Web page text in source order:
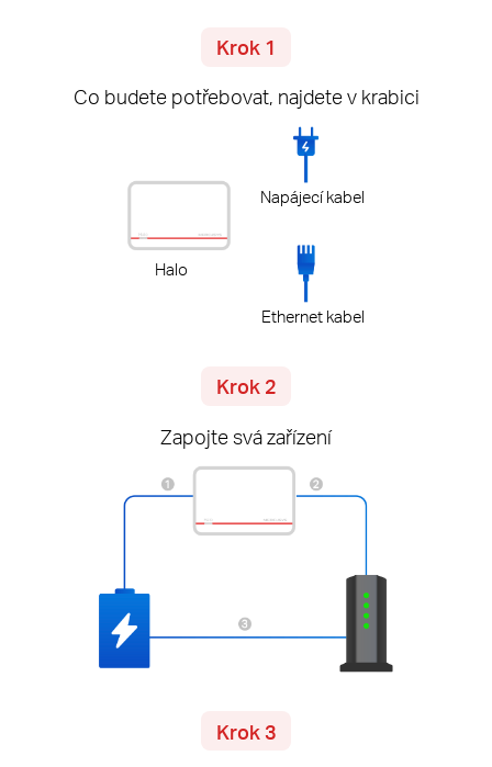
Krok 1
Co budete potřebovat, najdete v krabici
Halo
Napájecí kabel
Ethernet kabel
Krok 2
Zapojte svá zařízení
Krok 3